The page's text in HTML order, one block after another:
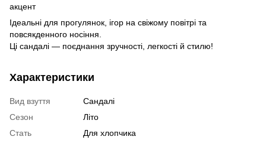
акцент
Ідеальні для прогулянок, ігор на свіжому повітрі та
повсякденного носіння.
Ці сандалі — поєднання зручності, легкості й стилю!
Характеристики
Вид взуття
Сандалі
Сезон
Літо
Стать
Для хлопчика